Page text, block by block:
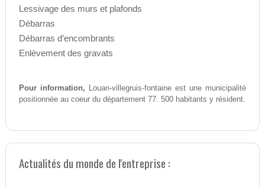
Lessivage des murs et plafonds
Débarras
Débarras d’encombrants
Enlèvement des gravats
Pour information, Louan-villegruis-fontaine est une municipalité
positionnée au coeur du département 77. 500 habitants y résident.
Actualités du monde de l'entreprise :